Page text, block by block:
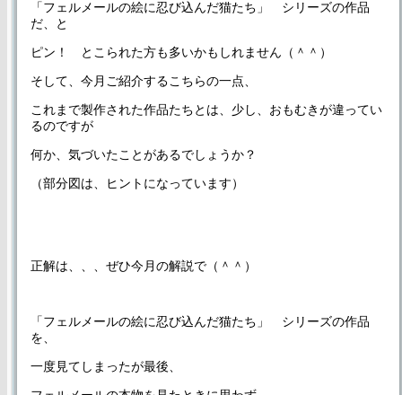
「フェルメールの絵に忍び込んだ猫たち」 シリーズの作品
だ、と
ピン！ とこられた方も多いかもしれません（＾＾）
そして、今月ご紹介するこちらの一点、
これまで製作された作品たちとは、少し、おもむきが違ってい
るのですが
何か、気づいたことがあるでしょうか？
（部分図は、ヒントになっています）
正解は、、、ぜひ今月の解説で（＾＾）
「フェルメールの絵に忍び込んだ猫たち」 シリーズの作品
を、
一度見てしまったが最後、